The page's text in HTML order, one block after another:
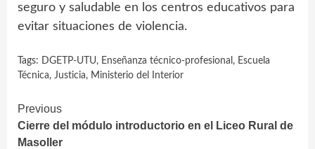
seguro y saludable en los centros educativos para
evitar situaciones de violencia.
Tags: DGETP-UTU, Enseñanza técnico-profesional , Escuela
Técnica, Justicia, Ministerio del Interior
Continue
Reading
Previous
Cierre del módulo introductorio en el Liceo Rural de
Masoller